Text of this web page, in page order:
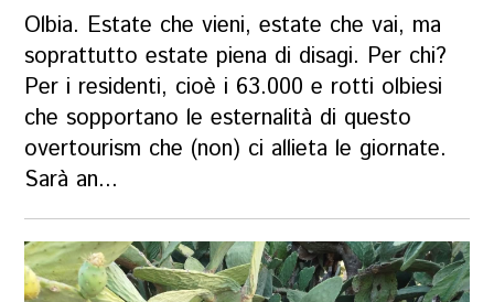
Olbia. Estate che vieni, estate che vai, ma
soprattutto estate piena di disagi. Per chi?
Per i residenti, cioè i 63.000 e rotti olbiesi
che sopportano le esternalità di questo
overtourism che (non) ci allieta le giornate.
Sarà an...